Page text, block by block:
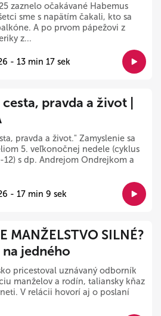
zaznelo očakávané Habemus
sme s napätím čakali, kto sa
A po prvom pápežovi z
z...
- 13 min 17 sek
pravda a život |
pravda a život." Zamyslenie sa
5. veľkonočnej nedele (cyklus
12) s dp. Andrejom Ondrejkom a
- 17 min 9 sek
MANŽELSTVO SILNÉ?
na jedného
pricestoval uznávaný odborník
manželov a rodín, taliansky kňaz
V relácii hovorí aj o poslaní